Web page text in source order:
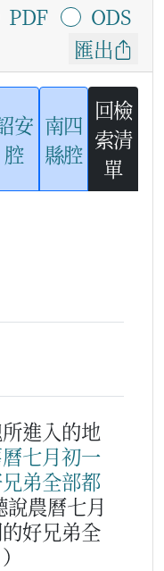
PDF
ODS
匯出
安
腔
南四
縣腔
回檢
索清
單
進入的地
七月初一
弟全部都
說農曆七月
好兄弟全